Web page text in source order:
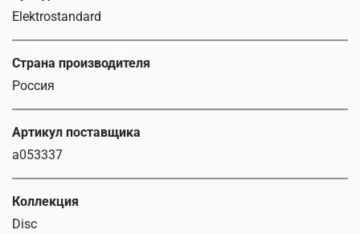
Elektrostandard
Страна производителя
Россия
Артикул поставщика
a053337
Коллекция
Disc